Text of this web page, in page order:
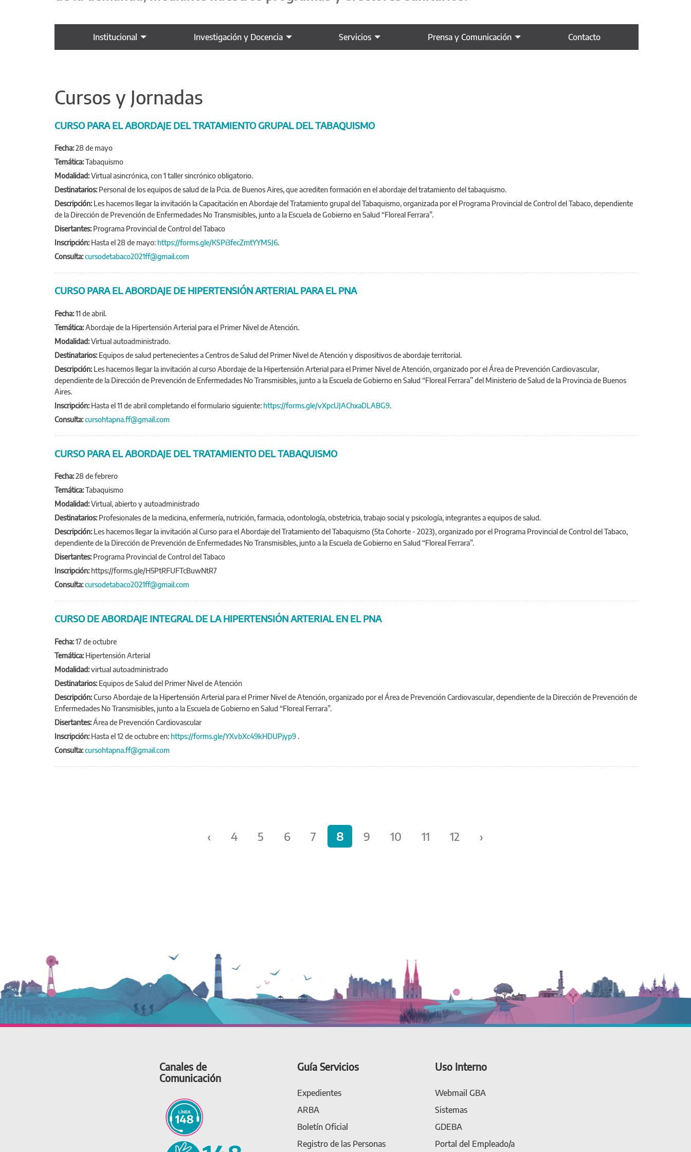
Institucional Investigación y Docencia Servicios Prensa y Comunicación Contacto
Cursos y Jornadas
CURSO PARA EL ABORDAJE DEL TRATAMIENTO GRUPAL DEL TABAQUISMO
Fecha:28 de mayo
Temática:Tabaquismo
Modalidad:Virtual asincrónica, con 1 taller sincrónico obligatorio.
Destinatarios:Personal de los equipos de salud de la Pcia. de Buenos Aires, que acrediten formación en el abordaje del tratamiento del tabaquismo.
Descripción:Les hacemos llegar la invitación la Capacitación en Abordaje del Tratamiento grupal del Tabaquismo, organizada por el Programa Provincial de Control del Tabaco, dependiente
de la Dirección de Prevención de Enfermedades No Transmisibles, junto a la Escuela de Gobierno en Salud “Floreal Ferrara”.
Disertantes:Programa Provincial de Control del Tabaco
Inscripción:Hasta el 28 de mayo: https://forms.gle/KSPi3fecZmtYYMSJ6.
Consulta:cursodetabaco2021ff@gmail.com
CURSO PARA EL ABORDAJE DE HIPERTENSIÓN ARTERIAL PARA EL PNA
Fecha:11 de abril.
Temática:Abordaje de la Hipertensión Arterial para el Primer Nivel de Atención.
Modalidad:Virtual autoadministrado.
Destinatarios:Equipos de salud pertenecientes a Centros de Salud del Primer Nivel de Atención y dispositivos de abordaje territorial.
Descripción:Les hacemos llegar la invitación al curso Abordaje de la Hipertensión Arterial para el Primer Nivel de Atención, organizado por el Área de Prevención Cardiovascular,
dependiente de la Dirección de Prevención de Enfermedades No Transmisibles, junto a la Escuela de Gobierno en Salud “Floreal Ferrara” del Ministerio de Salud de la Provincia de Buenos
Aires.
Inscripción:Hasta el 11 de abril completando el formulario siguiente: https://forms.gle/vXpcUJAChxaDLABG9.
Consulta:cursohtapna.ff@gmail.com
CURSO PARA EL ABORDAJE DEL TRATAMIENTO DEL TABAQUISMO
Fecha:28 de febrero
Temática:Tabaquismo
Modalidad:Virtual, abierto y autoadministrado
Destinatarios:Profesionales de la medicina, enfermería, nutrición, farmacia, odontología, obstetricia, trabajo social y psicología, integrantes a equipos de salud.
Descripción:Les hacemos llegar la invitación al Curso para el Abordaje del Tratamiento del Tabaquismo (5ta Cohorte - 2023), organizado por el Programa Provincial de Control del Tabaco,
dependiente de la Dirección de Prevención de Enfermedades No Transmisibles, junto a la Escuela de Gobierno en Salud “Floreal Ferrara”.
Disertantes:Programa Provincial de Control del Tabaco
Inscripción:https://forms.gle/H5PtRFUFTcBuwNtR7
Consulta:cursodetabaco2021ff@gmail.com
CURSO DE ABORDAJE INTEGRAL DE LA HIPERTENSIÓN ARTERIAL EN EL PNA
Fecha:17 de octubre
Temática:Hipertensión Arterial
Modalidad:virtual autoadministrado
Destinatarios:Equipos de Salud del Primer Nivel de Atención
Descripción:Curso Abordaje de la Hipertensión Arterial para el Primer Nivel de Atención, organizado por el Área de Prevención Cardiovascular, dependiente de la Dirección de Prevención de
Enfermedades No Transmisibles, junto a la Escuela de Gobierno en Salud “Floreal Ferrara”.
Disertantes:Área de Prevención Cardiovascular
Inscripción:Hasta el 12 de octubre en: https://forms.gle/YXvbXc49kHDUPjyp9.
Consulta:cursohtapna.ff@gmail.com
‹ 4 5 6 7 8 9 10 11 12 ›
Canales de
Comunicación
Guía Servicios
Expedientes
ARBA
Boletín Oficial
Registro de las Personas
Uso Interno
Webmail GBA
Sistemas
GDEBA
Portal del Empleado/a